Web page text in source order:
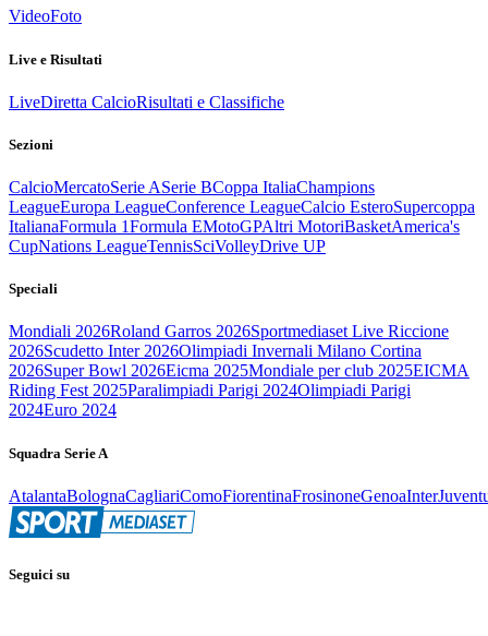
VideoFoto
Live e Risultati
LiveDiretta CalcioRisultati e Classifiche
Sezioni
CalcioMercatoSerie ASerie BCoppa ItaliaChampions
LeagueEuropa LeagueConference LeagueCalcio EsteroSupercoppa
ItalianaFormula 1Formula EMotoGPAltri MotoriBasketAmerica's
CupNations LeagueTennisSciVolleyDrive UP
Speciali
Mondiali 2026Roland Garros 2026Sportmediaset Live Riccione
2026Scudetto Inter 2026Olimpiadi Invernali Milano Cortina
2026Super Bowl 2026Eicma 2025Mondiale per club 2025EICMA
Riding Fest 2025Paralimpiadi Parigi 2024Olimpiadi Parigi
2024Euro 2024
Squadra Serie A
AtalantaBolognaCagliariComoFiorentinaFrosinoneGenoaInter
Seguici su